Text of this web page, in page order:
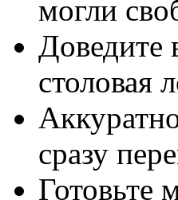
могли
Доведите
столовая
сразу
Готовьте